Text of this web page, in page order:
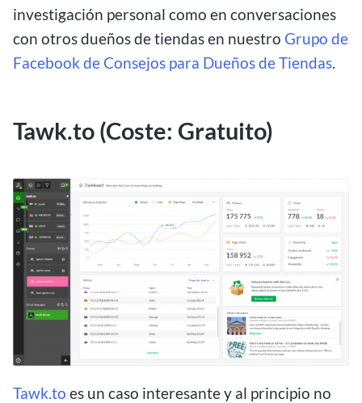
investigación personal como en conversaciones
con otros dueños de tiendas en nuestro Grupo de
Facebook de Consejos para Dueños de Tiendas.
Tawk.to (Coste: Gratuito)
Tawk.to es un caso interesante y al principio no